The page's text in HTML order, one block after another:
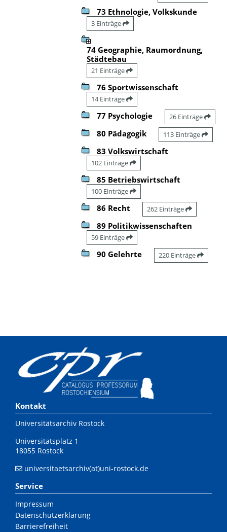
73 Ethnologie, Volkskunde
3 Einträge
74 Geographie, Raumordnung,
Städtebau
21 Einträge
76 Sportwissenschaft
14 Einträge
77 Psychologie 26 Einträge
80 Pädagogik 113 Einträge
83 Volkswirtschaft
102 Einträge
85 Betriebswirtschaft
100 Einträge
86 Recht 262 Einträge
89 Politikwissenschaften
59 Einträge
90 Gelehrte 220 Einträge
Kontakt
Universitätsarchiv Rostock
Universitätsplatz 1
18055 Rostock
universitaetsarchiv(at)uni-rostock.de
Service
Impressum
Datenschutzerklärung
Barrierefreiheit